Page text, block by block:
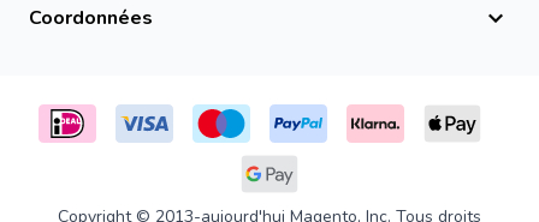
Coordonnées
Copyright © 2013-aujourd'hui Magento, Inc. Tous droits